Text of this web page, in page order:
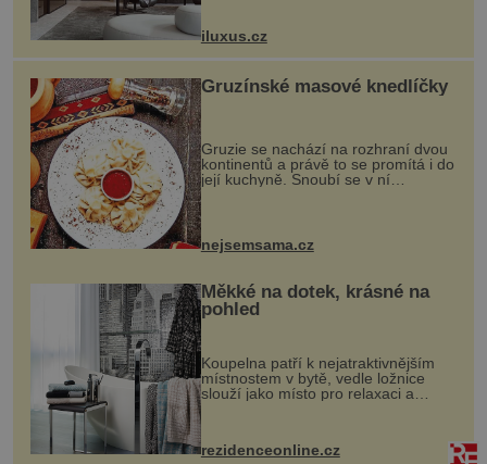
rozměry nejen nábytku, ale i
dnes umož...
iluxus.cz
Gruzínské masové knedlíčky
Gruzie se nachází na rozhraní dvou
kontinentů a právě to se promítá i do
její kuchyně. Snoubí se v ní
evropské a asijské chutě a díky tomu
pokrmy, které rozhodně st...
nejsemsama.cz
Měkké na dotek, krásné na
pohled
Koupelna patří k nejatraktivnějším
místnostem v bytě, vedle ložnice
slouží jako místo pro relaxaci a
odpočinek. Koupelnový textil –
ručníky, osušky a koberečky –
mohou jako mávnutím kouzelného
proutku...
rezidenceonline.cz